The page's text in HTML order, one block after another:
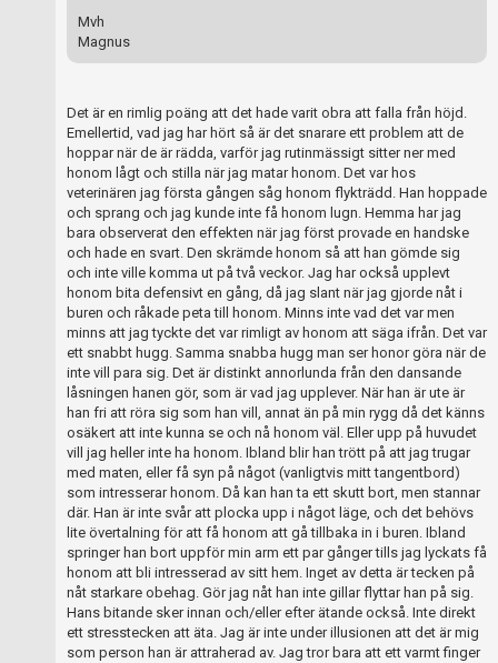
Mvh
Magnus
Det är en rimlig poäng att det hade varit obra att falla från höjd.
Emellertid, vad jag har hört så är det snarare ett problem att de
hoppar när de är rädda, varför jag rutinmässigt sitter ner med
honom lågt och stilla när jag matar honom. Det var hos
veterinären jag första gången såg honom flykträdd. Han hoppade
och sprang och jag kunde inte få honom lugn. Hemma har jag
bara observerat den effekten när jag först provade en handske
och hade en svart. Den skrämde honom så att han gömde sig
och inte ville komma ut på två veckor. Jag har också upplevt
honom bita defensivt en gång, då jag slant när jag gjorde nåt i
buren och råkade peta till honom. Minns inte vad det var men
minns att jag tyckte det var rimligt av honom att säga ifrån. Det var
ett snabbt hugg. Samma snabba hugg man ser honor göra när de
inte vill para sig. Det är distinkt annorlunda från den dansande
låsningen hanen gör, som är vad jag upplever. När han är ute är
han fri att röra sig som han vill, annat än på min rygg då det känns
osäkert att inte kunna se och nå honom väl. Eller upp på huvudet
vill jag heller inte ha honom. Ibland blir han trött på att jag trugar
med maten, eller få syn på något (vanligtvis mitt tangentbord)
som intresserar honom. Då kan han ta ett skutt bort, men stannar
där. Han är inte svår att plocka upp i något läge, och det behövs
lite övertalning för att få honom att gå tillbaka in i buren. Ibland
springer han bort uppför min arm ett par gånger tills jag lyckats få
honom att bli intresserad av sitt hem. Inget av detta är tecken på
nåt starkare obehag. Gör jag nåt han inte gillar flyttar han på sig.
Hans bitande sker innan och/eller efter ätande också. Inte direkt
ett stresstecken att äta. Jag är inte under illusionen att det är mig
som person han är attraherad av. Jag tror bara att ett varmt finger